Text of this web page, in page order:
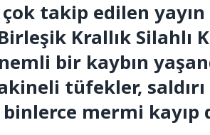
takip edilen
Krallık Silahlı
bir kaybın
tüfekler,
mermi kayıp